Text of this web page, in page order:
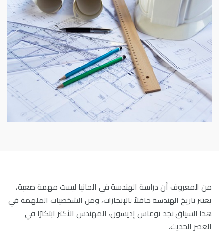
من المعروف أن دراسة الهندسة في المانيا ليست مهمة صعبة،
يعتبر تاريخ الهندسة حافلاً بالإنجازات، ومن الشخصيات الملهمة في
هذا السياق نجد توماس إديسون، المهندس الأكثر ابتكارًا في
العصر الحديث.